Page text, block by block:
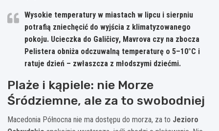
Wysokie temperatury w miastach w lipcu i sierpniu
potrafią zniechęcić do wyjścia z klimatyzowanego
pokoju. Ucieczka do Galičicy, Mavrova czy na zbocza
Pelistera obniża odczuwalną temperaturę o 5–10°C i
ratuje dzień – zwłaszcza z młodszymi dziećmi.
Plaże i kąpiele: nie Morze
Śródziemne, ale za to swobodniej
Macedonia Północna nie ma dostępu do morza, za to Jezioro